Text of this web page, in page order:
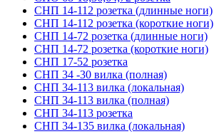
СНП 14-112 розетка (длинные ноги)
СНП 14-112 розетка (короткие ноги)
СНП 14-72 розетка (длинные ноги)
СНП 14-72 розетка (короткие ноги)
СНП 17-52 розетка
СНП 34 -30 вилка (полная)
СНП 34-113 вилка (локальная)
СНП 34-113 вилка (полная)
СНП 34-113 розетка
СНП 34-135 вилка (локальная)